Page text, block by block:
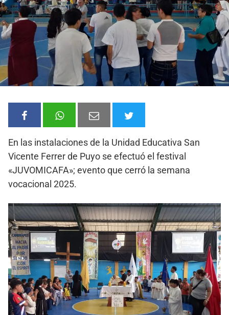
En las instalaciones de la Unidad Educativa San
Vicente Ferrer de Puyo se efectuó el festival
«JUVOMICAFA»; evento que cerró la semana
vocacional 2025.